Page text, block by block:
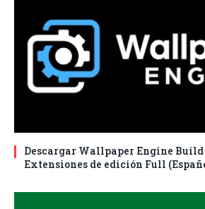
Descargar Wallpaper Engine Build
Extensiones de edición Full